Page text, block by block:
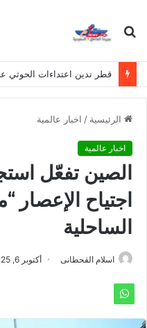
بحث
الرئيسية / اخبار عالمية
اخبار عالمية
الصين تفعّل
اجتياح الإعصار
الساحلية
اسلام القحطانى أكتوبر 6, 2025